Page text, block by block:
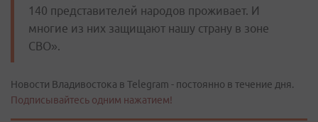
140 представителей народов проживает. И
многие из них защищают нашу страну в зоне
СВО».
Новости Владивостока в Telegram - постоянно в течение дня.
Подписывайтесь одним нажатием!